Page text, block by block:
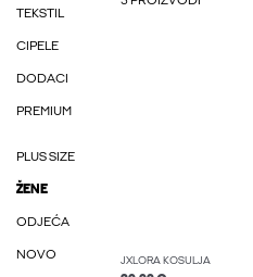
TEKSTIL
CIPELE
DODACI
PREMIUM
PLUS SIZE
ŽENE
ODJEĆA
NOVO JXLORA KOŠULJA